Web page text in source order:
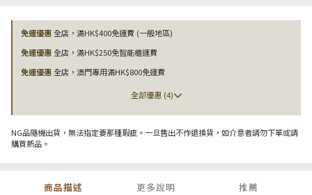
免運優惠全店，滿HK$400免運費 (一般地區)
免運優惠全店，滿HK$250免智能櫃運費
免運優惠全店，澳門專用滿HK$800免運費
全部優惠 (4)
NG品隨機出貨，無法指定要那種瑕疵。一旦售出不作退換貨，如介意者請勿下單或請
購買新品。
商品描述 更多說明 推薦